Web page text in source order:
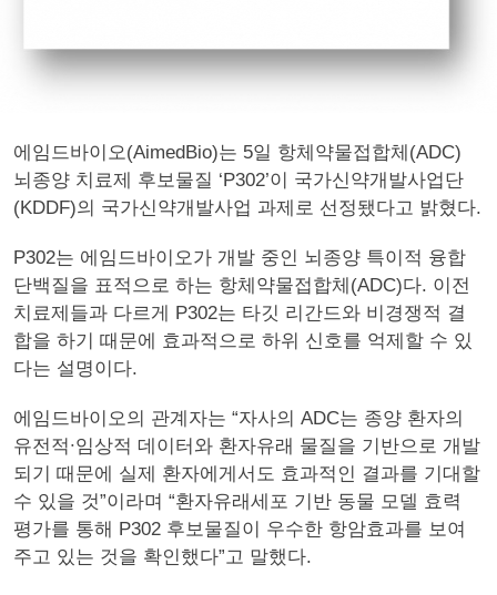
에임드바이오(AimedBio)는 5일 항체약물접합체(ADC)
뇌종양 치료제 후보물질 ‘P302’이 국가신약개발사업단
(KDDF)의 국가신약개발사업 과제로 선정됐다고 밝혔다.
P302는 에임드바이오가 개발 중인 뇌종양 특이적 융합
단백질을 표적으로 하는 항체약물접합체(ADC)다. 이전
치료제들과 다르게 P302는 타깃 리간드와 비경쟁적 결
합을 하기 때문에 효과적으로 하위 신호를 억제할 수 있
다는 설명이다.
에임드바이오의 관계자는 “자사의 ADC는 종양 환자의
유전적∙임상적 데이터와 환자유래 물질을 기반으로 개발
되기 때문에 실제 환자에게서도 효과적인 결과를 기대할
수 있을 것”이라며 “환자유래세포 기반 동물 모델 효력
평가를 통해 P302 후보물질이 우수한 항암효과를 보여
주고 있는 것을 확인했다”고 말했다.